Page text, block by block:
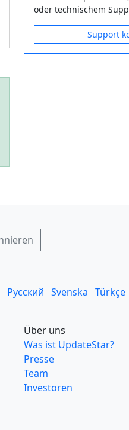
oder technischem
Support
Русский Svenska Türkçe
Über uns
Was ist UpdateStar?
Presse
Team
Investoren